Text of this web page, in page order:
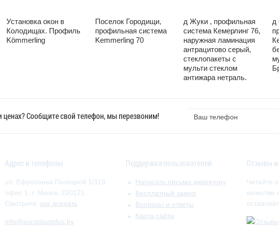
Установка окон в
Колодищах. Профиль
Kömmerling
Поселок Городищи,
профильная система
Kemmerling 70
д Жуки , профильная
система Кемерлинг 76,
наружная ламинация
антрацитово серый,
стеклопакеты с
мульти стеклом
антижара нетраль.
д
ценах? Сообщите свой телефон, мы перезвоним!
Адрес и телефоны
ул. Ефросиньи Полоцкой 1/118,
офис 1, г. Минск, 220121.
Смотрите, как доехать
info@europlastplus.by
Поддержка пользователей
Написать письмо директору
Бесплатный замер
Вопросы и ответы
Карта сайта
Отзывы
Читайте
качестве